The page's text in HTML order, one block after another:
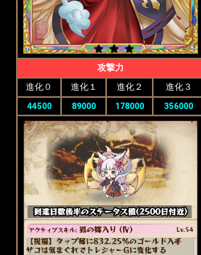
攻撃力
進化０
進化１ 進化２
進化３
44500
89000 178000 356000